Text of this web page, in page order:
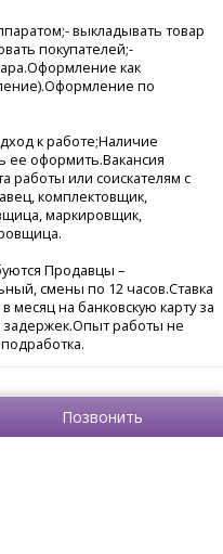
выкладывать товар
покупателей;-
как
по
к работе;Наличие
ее оформить.Вакансия
работы или соискателям с
комплектовщик,
маркировщик,
Продавцы –
смены по 12 часов.Ставка
месяц на банковскую карту за
задержек.Опыт работы не
Позвонить